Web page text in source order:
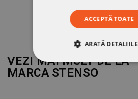
VEZI MAI MULT DE LA
MARCA STENSO
ACCEPTĂ TOATE
ARATĂ DETALIILE
STRICT NECESARE